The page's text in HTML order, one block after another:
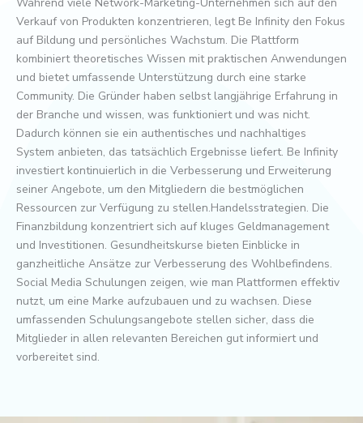
Verkauf von Produkten konzentrieren, legt Be Infinity den Fokus
auf Bildung und persönliches Wachstum. Die Plattform
kombiniert theoretisches Wissen mit praktischen Anwendungen
und bietet umfassende Unterstützung durch eine starke
Community. Die Gründer haben selbst langjährige Erfahrung in
der Branche und wissen, was funktioniert und was nicht.
Dadurch können sie ein authentisches und nachhaltiges
System anbieten, das tatsächlich Ergebnisse liefert. Be Infinity
investiert kontinuierlich in die Verbesserung und Erweiterung
seiner Angebote, um den Mitgliedern die bestmöglichen
Ressourcen zur Verfügung zu stellen.Handelsstrategien. Die
Finanzbildung konzentriert sich auf kluges Geldmanagement
und Investitionen. Gesundheitskurse bieten Einblicke in
ganzheitliche Ansätze zur Verbesserung des Wohlbefindens.
Social Media Schulungen zeigen, wie man Plattformen effektiv
nutzt, um eine Marke aufzubauen und zu wachsen. Diese
umfassenden Schulungsangebote stellen sicher, dass die
Mitglieder in allen relevanten Bereichen gut informiert und
vorbereitet sind.